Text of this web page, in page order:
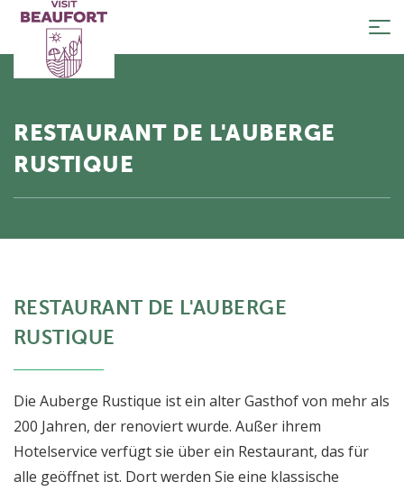
RESTAURANT DE L'AUBERGE
RUSTIQUE
RESTAURANT DE L'AUBERGE
RUSTIQUE
Die Auberge Rustique ist ein alter Gasthof von mehr als
200 Jahren, der renoviert wurde. Außer ihrem
Hotelservice verfügt sie über ein Restaurant, das für
alle geöffnet ist. Dort werden Sie eine klassische